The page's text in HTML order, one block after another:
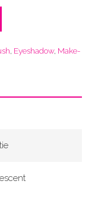
, Eyeshadow, Make-